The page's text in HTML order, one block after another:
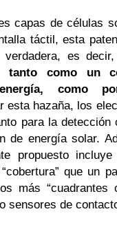
capas de células
táctil, esta
es decir,
tanto como un
como
esta hazaña, los
para la detección
de energía solar.
propuesto
que un
más “cuadrantes
sensores de